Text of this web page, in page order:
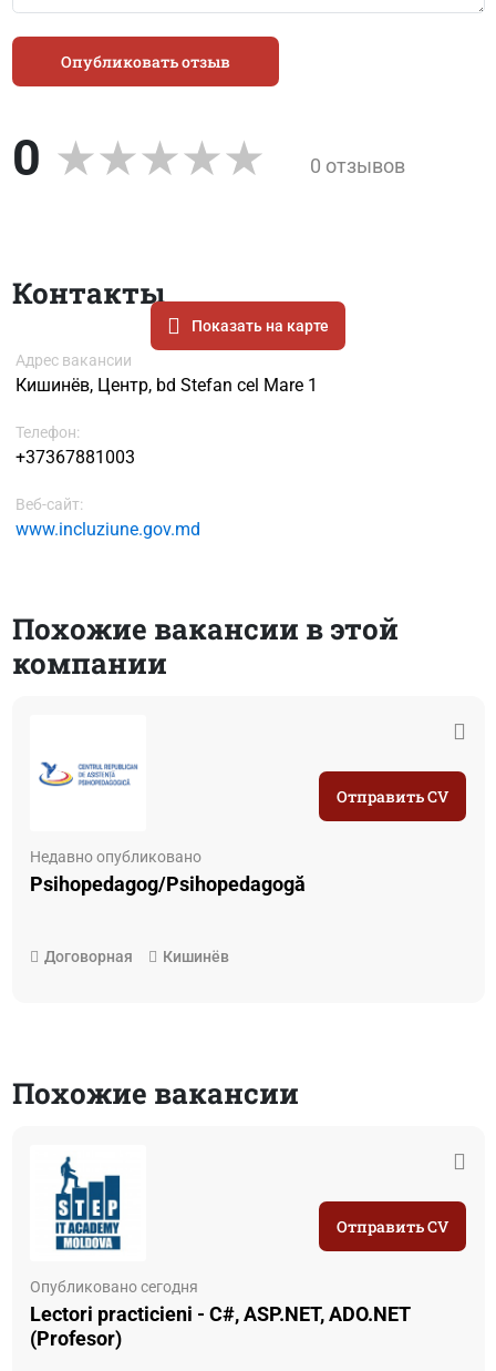
Опубликовать отзыв
0 0 отзывов
Контакты
Показать на карте
Адрес вакансии
Кишинёв, Центр, bd Stefan cel Mare 1
Телефон:
+37367881003
Веб-сайт:
www.incluziune.gov.md
Похожие вакансии в этой
компании
Недавно опубликовано
Psihopedagog/Psihopedagogă
Договорная Кишинёв
Отправить CV
Похожие вакансии
Опубликовано сегодня
Lectori practicieni - C#, ASP.NET, ADO.NET
(Profesor)
Отправить CV